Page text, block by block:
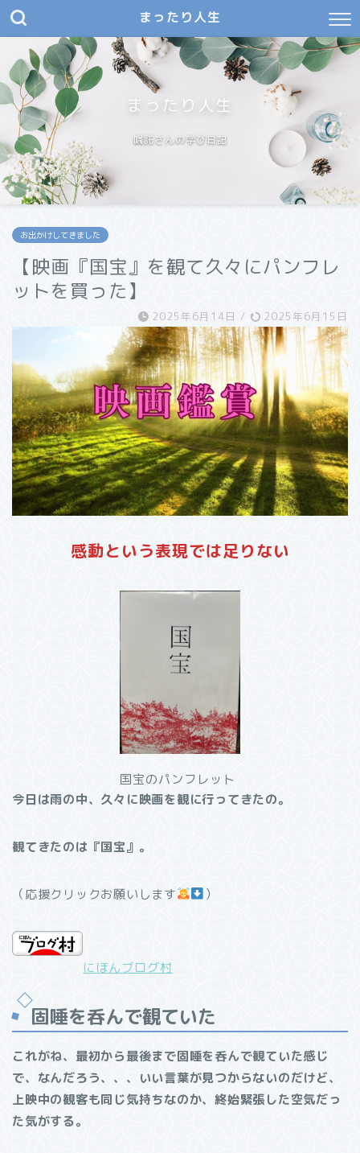
まったり人生
まったり人生
嘱託さんの学び日記
お出かけしてきました
【映画『国宝』を観て久々にパンフレ
ットを買った】
2025年6月14日 / 2025年6月15日
感動という表現では足りない
国宝のパンフレット
今日は雨の中、久々に映画を観に行ってきたの。
観てきたのは『国宝』。
（応援クリックお願いします ）
にほんブログ村
固唾を呑んで観ていた
これがね、最初から最後まで固唾を呑んで観ていた感じ
で、なんだろう、、、いい言葉が見つからないのだけど、
上映中の観客も同じ気持ちなのか、終始緊張した空気だっ
た気がする。